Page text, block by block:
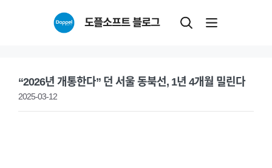
도플소프트 블로그
“2026년 개통한다” 던 서울 동북선, 1년 4개월 밀린다
2025-03-12